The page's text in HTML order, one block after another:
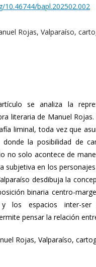
10.46744/bapl.202502.002
Rojas, Valparaíso,
se analiza la
literaria de Manuel
liminal, toda vez que
donde la posibilidad de
no solo acontece de
subjetiva en los
desdibuja la
binaria centro-
y los espacios inter-
pensar la relación
Rojas, Valparaíso,